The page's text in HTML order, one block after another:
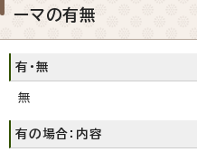
ーマの有無
有・無
無
有の場合：内容